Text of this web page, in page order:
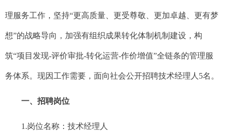
理服务工作，坚持“更高质量、更受尊敬、更加卓越、更有梦
想”的战略导向，加强有组织成果转化体制机制建设，构
筑“项目发现-评价审批-转化运营-作价增值”全链条的管理服
务体系。 现因工作需要，面向社会公开招聘技术经理人 5名。
一、招聘岗位
1.岗位名称：技术经理人